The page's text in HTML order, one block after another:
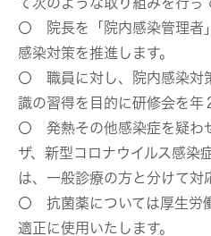
〇 院長を「院内感染管理者
感染対策を推進します。
〇 職員に対し、院内感染対
識の習得を目的に研修会を年
〇 発熱その他感染症を疑わ
ザ、新型コロナウイルス感染
は、一般診療の方と分けて対
〇 抗菌薬については厚生労
適正に使用いたします。